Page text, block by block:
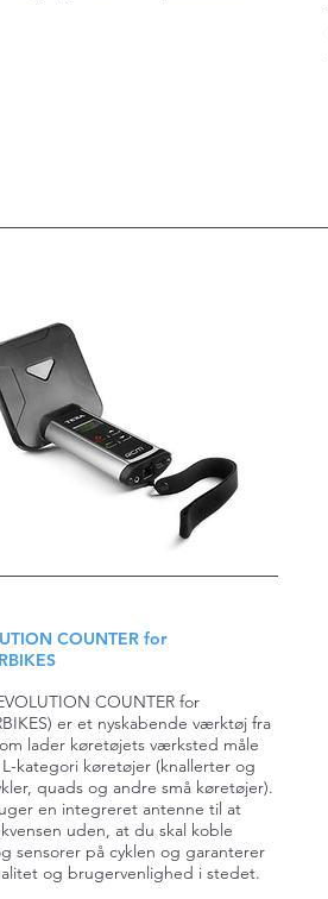
COUNTER for
COUNTER for
er et nyskabende værktøj fra
lader køretøjets værksted måle
L-kategori køretøjer (knallerter og
quads og andre små køretøjer).
en integreret antenne til at
uden, at du skal koble
sensorer på cyklen og garanterer
og brugervenlighed i stedet.